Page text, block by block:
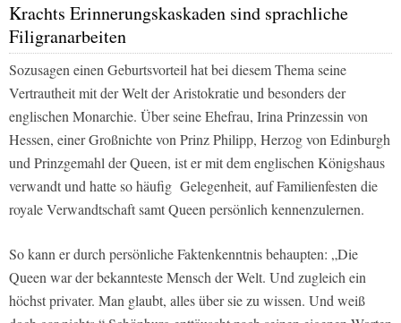
Krachts Erinnerungskaskaden sind sprachliche
Filigranarbeiten
Sozusagen einen Geburtsvorteil hat bei diesem Thema seine
Vertrautheit mit der Welt der Aristokratie und besonders der
englischen Monarchie. Über seine Ehefrau, Irina Prinzessin von
Hessen, einer Großnichte von Prinz Philipp, Herzog von Edinburgh
und Prinzgemahl der Queen, ist er mit dem englischen Königshaus
verwandt und hatte so häufig Gelegenheit, auf Familienfesten die
royale Verwandtschaft samt Queen persönlich kennenzulernen.
So kann er durch persönliche Faktenkenntnis behaupten: „Die
Queen war der bekannteste Mensch der Welt. Und zugleich ein
höchst privater. Man glaubt, alles über sie zu wissen. Und weiß